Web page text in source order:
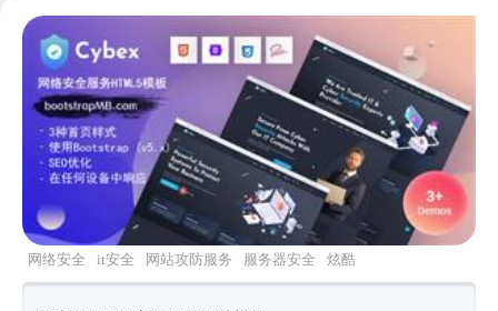
网络安全 it安全 网站攻防服务 服务器安全
炫酷
黑色